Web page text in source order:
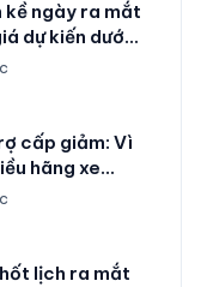
kề ngày ra mắt
dự kiến dưới
khuấy động
cấp giảm: Vì
hãng xe
Việt Nam?
lịch ra mắt